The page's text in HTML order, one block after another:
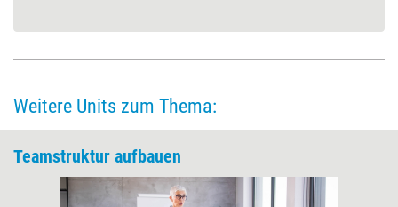
Weitere Units zum Thema:
Teamstruktur aufbauen